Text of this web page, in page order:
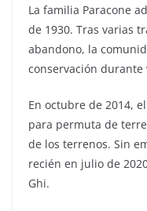
La familia Paracone
de 1930. Tras varias
abandono, la
conservación durante
En octubre de 2014,
para permuta de
de los terrenos. Sin
recién en julio de
Ghi.